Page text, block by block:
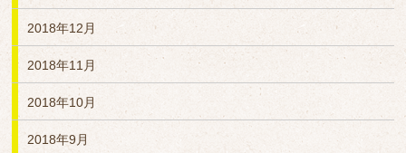
2018年12月
2018年11月
2018年10月
2018年9月